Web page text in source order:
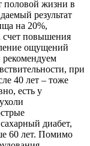
половой жизни в
результат
на 20%,
счет повышения
ощущений
при
40 лет – тоже
есть у
диабет,
60 лет. Помимо